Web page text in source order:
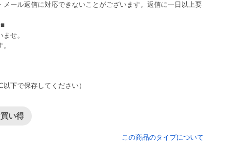
ール返信に対応できないことがございます。返信に一日以上要
せ。
下で保存してください）
い得
この商品のタイプについて